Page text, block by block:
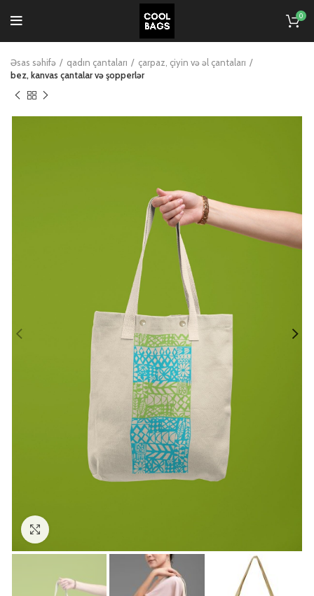
0
Əsas səhifə qadın çantaları
çarpaz, çiyin və əl çantaları
bez, kanvas çantalar və şopperlər